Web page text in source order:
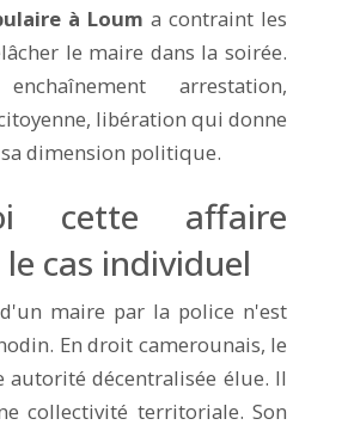
à Loum a contraint les
le maire dans la soirée.
arrestation,
libération qui donne
dimension politique.
cette affaire
cas individuel
maire par la police n'est
En droit camerounais, le
autorité décentralisée élue. Il
collectivité territoriale. Son